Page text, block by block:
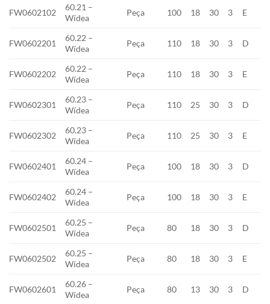
FW0602102
60.21 –
Wídea
Peça 100 18 30 3 E
FW0602201
60.22 –
Wídea
Peça 110 18 30 3 D
FW0602202
60.22 –
Wídea
Peça 110 18 30 3 E
FW0602301
60.23 –
Wídea
Peça 110 25 30 3 D
FW0602302
60.23 –
Wídea
Peça 110 25 30 3 E
FW0602401
60.24 –
Wídea
Peça 100 18 30 3 D
FW0602402
60.24 –
Wídea
Peça 100 18 30 3 E
FW0602501
60.25 –
Wídea
Peça 80 18 30 3 D
FW0602502
60.25 –
Wídea
Peça 80 18 30 3 E
FW0602601
60.26 –
Wídea
Peça 80 13 30 3 D